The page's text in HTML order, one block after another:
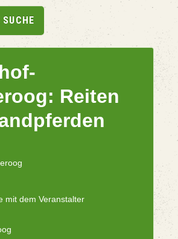
SUCHE
Reiten
mit dem Veranstalter